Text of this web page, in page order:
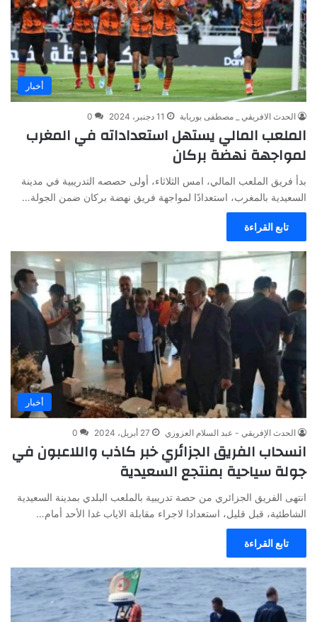
أخبار
الحدث الافريقي _ مصطفى بوريابة 11 دجنبر، 2024 0
الملعب المالي يستهل استعداداته في المغرب
لمواجهة نهضة بركان
بدأ فريق الملعب المالي، امس الثلاثاء، أولى حصصه التدريبية في مدينة
السعيدية بالمغرب، استعدادًا لمواجهة فريق نهضة بركان ضمن الجولة…
تابع القراءة
أخبار
الحدث الإفريقي - عبد السلام العزوزي 27 أبريل، 2024 0
انسحاب الفريق الجزائري خبر كاذب واللاعبون في
جولة سياحية بمنتجع السعيدية
انتهى الفريق الجزائري من حصة تدريبية بالملعب البلدي بمدينة السعيدية
الشاطئية، قبل قليل، استعدادا لاجراء مقابلة الاياب غدا الأحد أمام…
تابع القراءة